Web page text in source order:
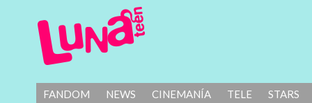
FANDOM NEWS CINEMANÍA TELE STARS